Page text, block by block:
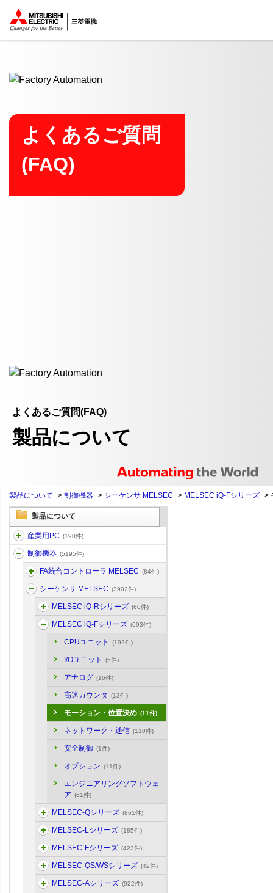
ここから本文
よくあるご質問
(FAQ)
よくあるご質問(FAQ)
製品について
製品について > 制御機器 > シーケンサ MELSEC > MELSEC iQ-Fシリーズ >
製品について
産業用PC (190件)
制御機器 (5195件)
FA統合コントローラ MELSEC (84件)
シーケンサ MELSEC (3902件)
MELSEC iQ-Rシリーズ (60件)
MELSEC iQ-Fシリーズ (693件)
CPUユニット (192件)
I/Oユニット (5件)
アナログ (16件)
高速カウンタ (13件)
モーション・位置決め (11件)
ネットワーク・通信 (110件)
安全制御 (1件)
オプション (11件)
エンジニアリングソフトウェ
ア (61件)
MELSEC-Qシリーズ (861件)
MELSEC-Lシリーズ (185件)
MELSEC-Fシリーズ (423件)
MELSEC-QS/WSシリーズ (42件)
MELSEC-Aシリーズ (922件)